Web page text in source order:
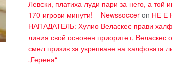
Левски, платиха луди пари за него, а той
170 игрови минути! – Newssoccer on НЕ Е
НАПАДАТЕЛЬ: Хулио Веласкес прави
линия свой основен приоритет, Веласкес
смел призив за укрепване на халфовата
„Герена“